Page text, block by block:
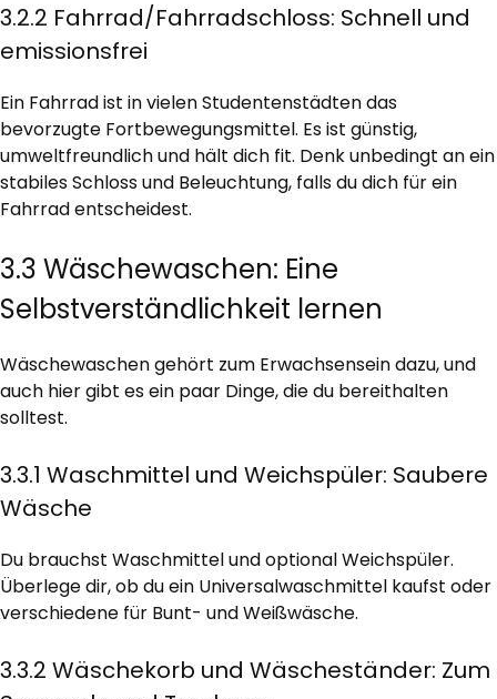
3.2.2 Fahrrad/Fahrradschloss: Schnell und
emissionsfrei
Ein Fahrrad ist in vielen Studentenstädten das
bevorzugte Fortbewegungsmittel. Es ist günstig,
umweltfreundlich und hält dich fit. Denk unbedingt an ein
stabiles Schloss und Beleuchtung, falls du dich für ein
Fahrrad entscheidest.
3.3 Wäschewaschen: Eine
Selbstverständlichkeit lernen
Wäschewaschen gehört zum Erwachsensein dazu, und
auch hier gibt es ein paar Dinge, die du bereithalten
solltest.
3.3.1 Waschmittel und Weichspüler: Saubere
Wäsche
Du brauchst Waschmittel und optional Weichspüler.
Überlege dir, ob du ein Universalwaschmittel kaufst oder
verschiedene für Bunt- und Weißwäsche.
3.3.2 Wäschekorb und Wäscheständer: Zum